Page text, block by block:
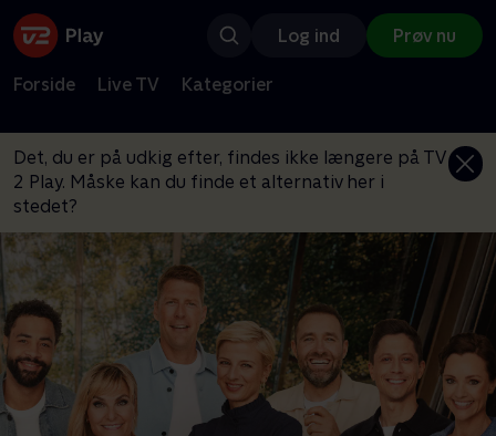
Log ind Prøv nu
Forside Live TV Kategorier
Det, du er på udkig efter, findes ikke længere på TV
2 Play. Måske kan du finde et alternativ her i
stedet?